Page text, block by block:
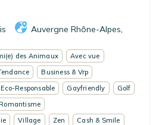
Auvergne Rhône-Alpes
des Animaux
Avec vue
Business & Vrp
Eco-Responsable Gayfriendly
Golf
Romantisme
Village Zen
Cash & Smile